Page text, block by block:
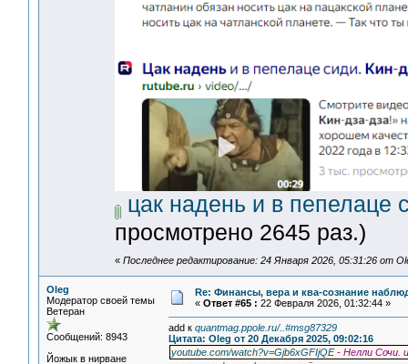
цак надень и в пепелаце
просмотрено 2645 раз.)
« Последнее редактирование: 24 Января 2026, 05:31:26 от
Oleg
Модератор своей темы
Ветеран
Сообщений: 8943
Йожык в нирване
Re: Финансы, вера и ква-сознание
« Ответ #65 : 22 Февраля 2026, 01:32:44 »
add к quantmag.ppole.ru/..#msg87329
Цитата: Oleg от 20 Декабря 2025, 09:02:16
youtube.com/watch?v=Gjb6xGFIjQE - Нелли Сочи.